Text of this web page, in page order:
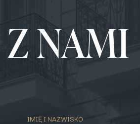
Z NAMI
IMIĘ I NAZWISKO